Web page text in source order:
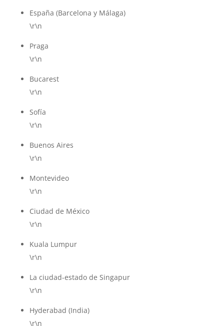
España (Barcelona y Málaga)
\r\n
Praga
\r\n
Bucarest
\r\n
Sofía
\r\n
Buenos Aires
\r\n
Montevideo
\r\n
Ciudad de México
\r\n
Kuala Lumpur
\r\n
La ciudad-estado de Singapur
\r\n
Hyderabad (India)
\r\n